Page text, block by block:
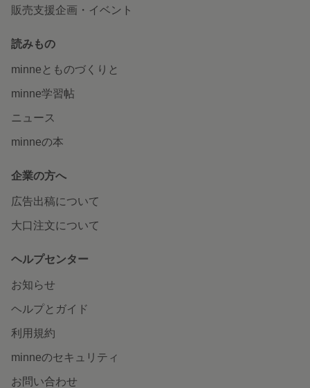
販売支援企画・イベント
読みもの
minneとものづくりと
minne学習帖
ニュース
minneの本
企業の方へ
広告出稿について
大口注文について
ヘルプセンター
お知らせ
ヘルプとガイド
利用規約
minneのセキュリティ
お問い合わせ